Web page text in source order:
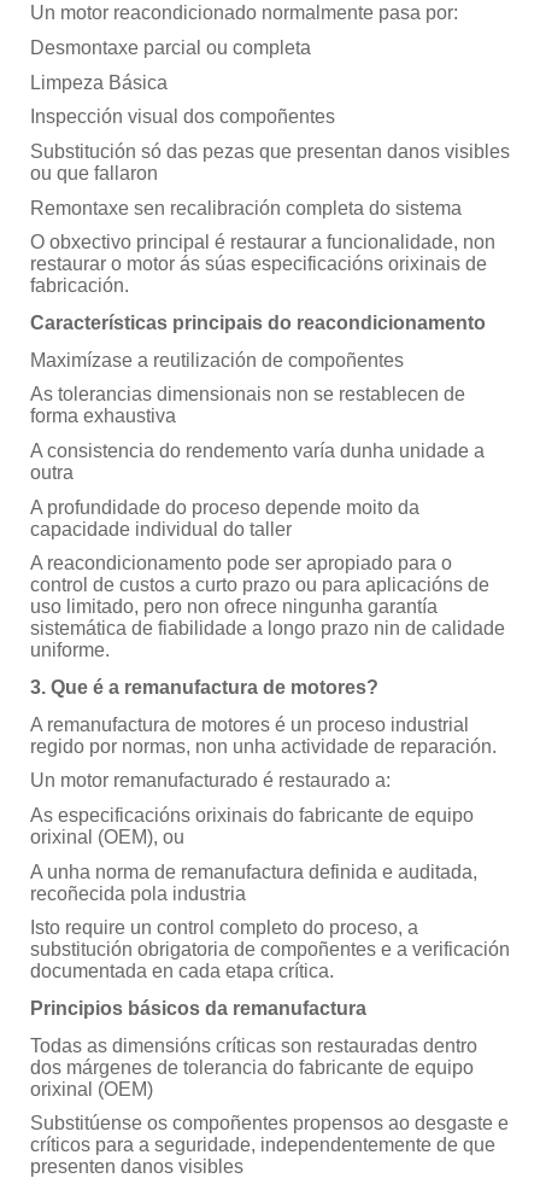
Un motor reacondicionado normalmente pasa por:
Desmontaxe parcial ou completa
Limpeza Básica
Inspección visual dos compoñentes
Substitución só das pezas que presentan danos visibles
ou que fallaron
Remontaxe sen recalibración completa do sistema
O obxectivo principal é restaurar a funcionalidade, non
restaurar o motor ás súas especificacións orixinais de
fabricación.
Características principais do reacondicionamento
Maximízase a reutilización de compoñentes
As tolerancias dimensionais non se restablecen de
forma exhaustiva
A consistencia do rendemento varía dunha unidade a
outra
A profundidade do proceso depende moito da
capacidade individual do taller
A reacondicionamento pode ser apropiado para o
control de custos a curto prazo ou para aplicacións de
uso limitado, pero non ofrece ningunha garantía
sistemática de fiabilidade a longo prazo nin de calidade
uniforme.
3. Que é a remanufactura de motores?
A remanufactura de motores é un proceso industrial
regido por normas, non unha actividade de reparación.
Un motor remanufacturado é restaurado a:
As especificacións orixinais do fabricante de equipo
orixinal (OEM), ou
A unha norma de remanufactura definida e auditada,
recoñecida pola industria
Isto require un control completo do proceso, a
substitución obrigatoria de compoñentes e a verificación
documentada en cada etapa crítica.
Principios básicos da remanufactura
Todas as dimensións críticas son restauradas dentro
dos márgenes de tolerancia do fabricante de equipo
orixinal (OEM)
Substitúense os compoñentes propensos ao desgaste e
críticos para a seguridade, independentemente de que
presenten danos visibles